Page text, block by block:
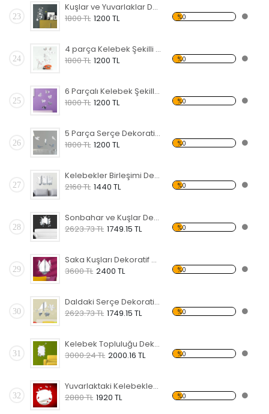
23
Kuşlar ve Yuvarlaklar Dekoratif Kırılmaz Ayna
1800 TL 1200 TL %0
24
4 parça Kelebek Şekilli Dekoratif Kırılmaz Ayna
1800 TL 1200 TL %0
25
6 Parçalı Kelebek Şekilli Dekoratif Kırılmaz Ayna
1800 TL 1200 TL %0
26
5 Parça Serçe Dekoratif Kırılmaz Ayna
1800 TL 1200 TL %0
27
Kelebekler Birleşimi Dekoratif Kırılmaz Ayna
2160 TL 1440 TL %0
28
Sonbahar ve Kuşlar Dekoratif Kırılmaz Ayna
2623.73 TL 1749.15 TL %0
29
Saka Kuşları Dekoratif Kırılmaz Ayna
3600 TL 2400 TL %0
30
Daldaki Serçe Dekoratif Kırılmaz Ayna
2623.73 TL 1749.15 TL %0
31
Kelebek Topluluğu Dekoratif Kırılmaz Ayna
3000.24 TL 2000.16 TL %0
32
Yuvarlaktaki Kelebekler Dekoratif Kırılmaz Ayna
2880 TL 1920 TL %0